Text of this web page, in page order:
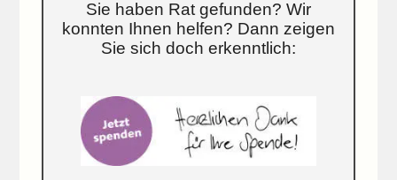
Sie haben Rat gefunden? Wir
konnten Ihnen helfen? Dann zeigen
Sie sich doch erkenntlich: